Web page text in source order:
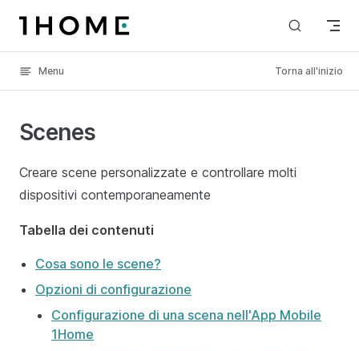
Skip to content
Menu Torna all'inizio
Scenes
Creare scene personalizzate e controllare molti
dispositivi contemporaneamente
Tabella dei contenuti
Cosa sono le scene?
Opzioni di configurazione
Configurazione di una scena nell'App Mobile
1Home